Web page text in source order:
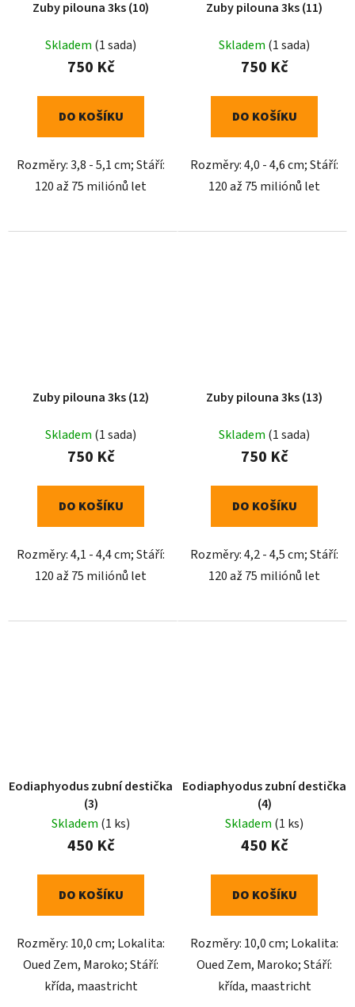
Zuby pilouna 3ks (10)
Skladem (1 sada)
750 Kč
DO KOŠÍKU
Rozměry: 3,8 - 5,1 cm; Stáří:
120 až 75 miliónů let
Zuby pilouna 3ks (11)
Skladem (1 sada)
750 Kč
DO KOŠÍKU
Rozměry: 4,0 - 4,6 cm; Stáří:
120 až 75 miliónů let
Zuby pilouna 3ks (12)
Skladem (1 sada)
750 Kč
DO KOŠÍKU
Rozměry: 4,1 - 4,4 cm; Stáří:
120 až 75 miliónů let
Zuby pilouna 3ks (13)
Skladem (1 sada)
750 Kč
DO KOŠÍKU
Rozměry: 4,2 - 4,5 cm; Stáří:
120 až 75 miliónů let
Eodiaphyodus zubní destička
(3)
Skladem (1 ks)
450 Kč
DO KOŠÍKU
Rozměry: 10,0 cm; Lokalita:
Oued Zem, Maroko; Stáří:
křída, maastricht
Eodiaphyodus zubní destička
(4)
Skladem (1 ks)
450 Kč
DO KOŠÍKU
Rozměry: 10,0 cm; Lokalita:
Oued Zem, Maroko; Stáří:
křída, maastricht